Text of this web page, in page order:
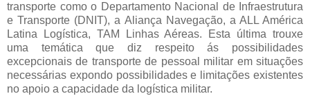
transporte como o Departamento Nacional de Infraestrutura
e Transporte (DNIT), a Aliança Navegação, a ALL América
Latina Logística, TAM Linhas Aéreas. Esta última trouxe
uma temática que diz respeito ás possibilidades
excepcionais de transporte de pessoal militar em situações
necessárias expondo possibilidades e limitações existentes
no apoio a capacidade da logística militar.